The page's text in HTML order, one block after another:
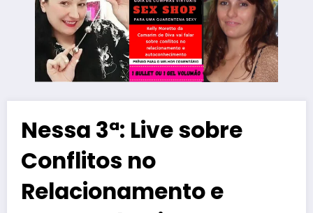
Nessa 3ª: Live sobre
Conflitos no
Relacionamento e